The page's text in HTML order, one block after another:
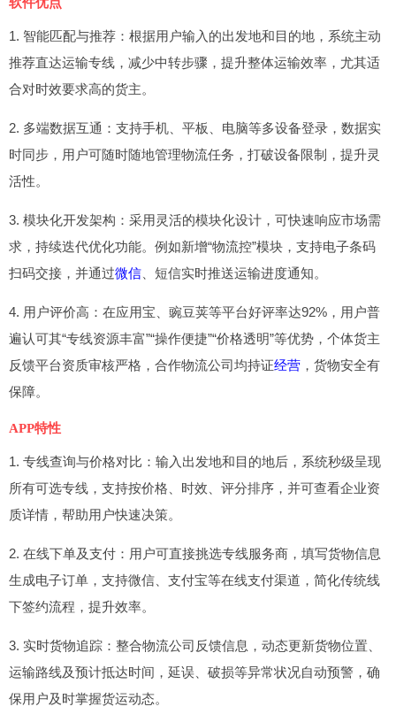
1. 智能匹配与推荐：根据用户输入的出发地和目的地，系统主动
推荐直达运输专线，减少中转步骤，提升整体运输效率，尤其适
合对时效要求高的货主。
2. 多端数据互通：支持手机、平板、电脑等多设备登录，数据实
时同步，用户可随时随地管理物流任务，打破设备限制，提升灵
活性。
3. 模块化开发架构：采用灵活的模块化设计，可快速响应市场需
求，持续迭代优化功能。例如新增“物流控”模块，支持电子条码
扫码交接，并通过微信 、短信实时推送运输进度通知。
4. 用户评价高：在应用宝、豌豆荚等平台好评率达92%，用户普
遍认可其“专线资源丰富”“操作便捷”“价格透明”等优势，个体货主
反馈平台资质审核严格，合作物流公司均持证经营 ，货物安全有
保障。
APP特性
1. 专线查询与价格对比：输入出发地和目的地后，系统秒级呈现
所有可选专线，支持按价格、时效、评分排序，并可查看企业资
质详情，帮助用户快速决策。
2. 在线下单及支付：用户可直接挑选专线服务商，填写货物信息
生成电子订单，支持微信、支付宝等在线支付渠道，简化传统线
下签约流程，提升效率。
3. 实时货物追踪：整合物流公司反馈信息，动态更新货物位置、
运输路线及预计抵达时间，延误、破损等异常状况自动预警，确
保用户及时掌握货运动态。